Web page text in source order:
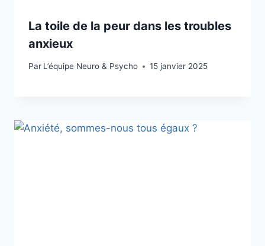
La toile de la peur dans les troubles
anxieux
Par L’équipe Neuro & Psycho 15 janvier 2025